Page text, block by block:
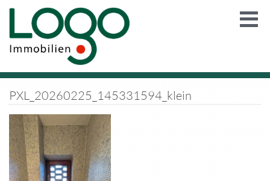
PXL_20260225_145331594_klein